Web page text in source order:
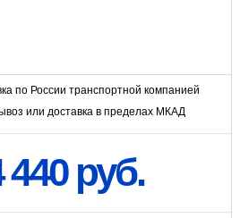
по России транспортной компанией
или доставка в пределах МКАД
440 руб.